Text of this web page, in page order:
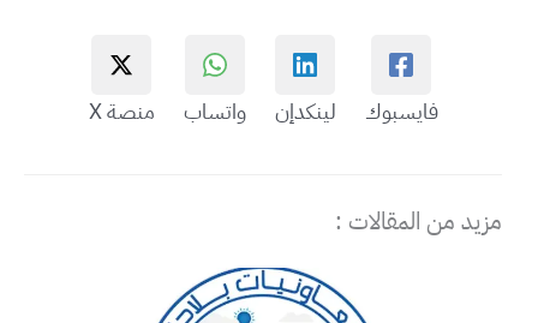
فايسبوك لينكدإن واتساب منصة X
مزيد من المقالات :